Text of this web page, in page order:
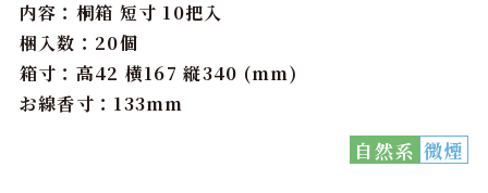
内容：桐箱 短寸 10把入
梱入数：20個
箱寸：高42 横167 縦340 (mm)
お線香寸：133mm
自然系 微煙